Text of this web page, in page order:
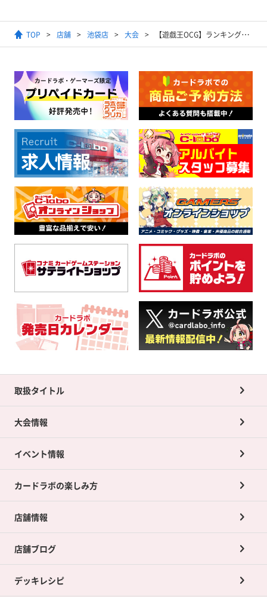
TOP 店舗 池袋店 大会 【遊戯王OCG】ランキングデュエル (マッチ戦)
取扱タイトル
大会情報
イベント情報
カードラボの楽しみ方
店舗情報
店舗ブログ
デッキレシピ